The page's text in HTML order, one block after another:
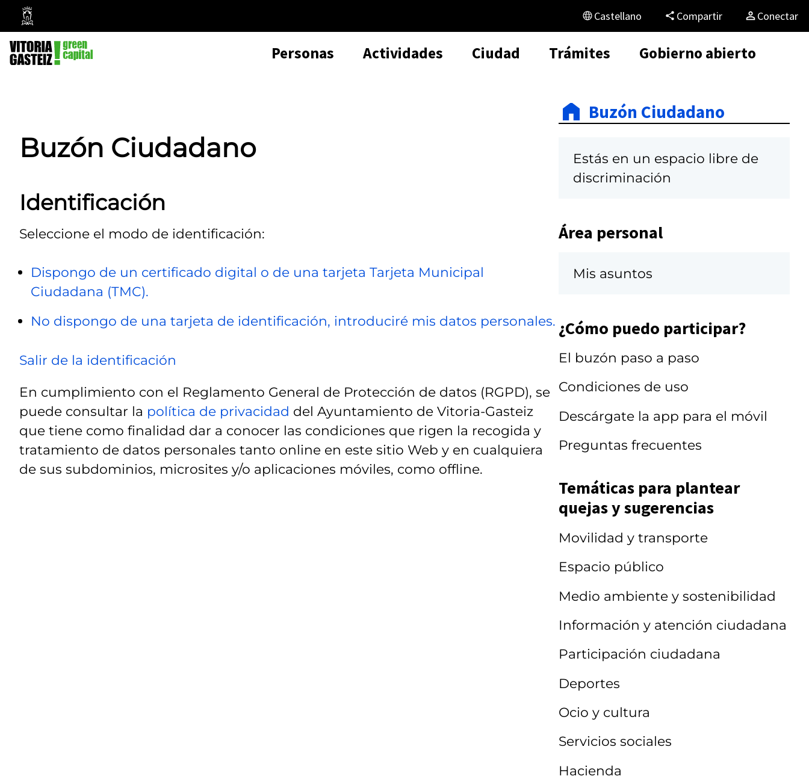
Ayuntamiento
Vitoria-
Gasteiz
Castellano Compartir Conectar
Personas Actividades Ciudad Trámites Gobierno abierto
Buzón Ciudadano
Identificación
Seleccione el modo de identificación:
Dispongo de un certificado digital o de una tarjeta Tarjeta Municipal
Ciudadana (TMC).
No dispongo de una tarjeta de identificación, introduciré mis datos personales.
Salir de la identificación
En cumplimiento con el Reglamento General de Protección de datos (RGPD), se
puede consultar la política de privacidad del Ayuntamiento de Vitoria-Gasteiz
que tiene como finalidad dar a conocer las condiciones que rigen la recogida y
tratamiento de datos personales tanto online en este sitio Web y en cualquiera
de sus subdominios, microsites y/o aplicaciones móviles, como offline.
Buzón Ciudadano
Estás en un espacio libre de
discriminación
Área personal
Mis asuntos
¿Cómo puedo participar?
El buzón paso a paso
Condiciones de uso
Descárgate la app para el móvil
Preguntas frecuentes
Temáticas para plantear
quejas y sugerencias
Movilidad y transporte
Espacio público
Medio ambiente y sostenibilidad
Información y atención ciudadana
Participación ciudadana
Deportes
Ocio y cultura
Servicios sociales
Hacienda